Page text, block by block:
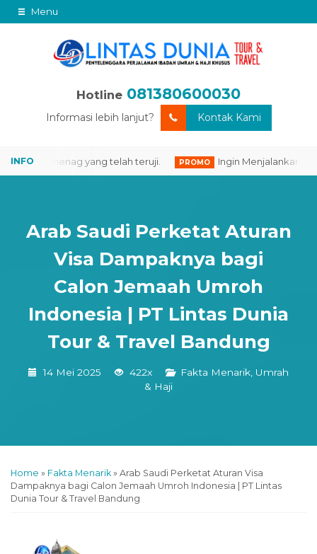
panel
panel
paketleri
panel
panel
panel
panel
panel
panel
panel
Menu
Hotline 081380600030
Informasi lebih lanjut? Kontak Kami
Kemenag yang telah teruji. PROMO Ingin Menjalankan Ibadah
Arab Saudi Perketat Aturan
Visa Dampaknya bagi
Calon Jemaah Umroh
Indonesia | PT Lintas Dunia
Tour & Travel Bandung
14 Mei 2025 422x Fakta Menarik, Umrah
& Haji
Home » Fakta Menarik » Arab Saudi Perketat Aturan Visa
Dampaknya bagi Calon Jemaah Umroh Indonesia | PT Lintas
Dunia Tour & Travel Bandung